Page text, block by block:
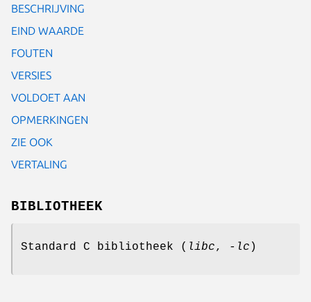
BESCHRIJVING
EIND WAARDE
FOUTEN
VERSIES
VOLDOET AAN
OPMERKINGEN
ZIE OOK
VERTALING
BIBLIOTHEEK
Standard C bibliotheek ( libc, -lc )